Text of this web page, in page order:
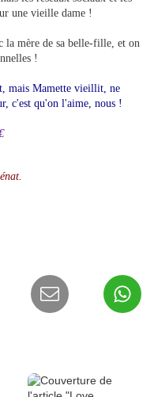
une vieille dame !
la mère de sa belle-fille, et on
!
mais Mamette vieillit, ne
c'est qu'on l'aime, nous !